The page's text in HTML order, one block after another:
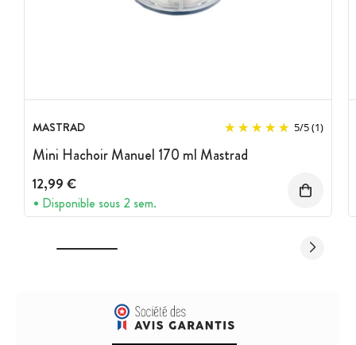
MASTRAD 5/5(1)
Mini Hachoir Manuel 170 ml Mastrad
12,99 €
Disponible sous 2 sem.